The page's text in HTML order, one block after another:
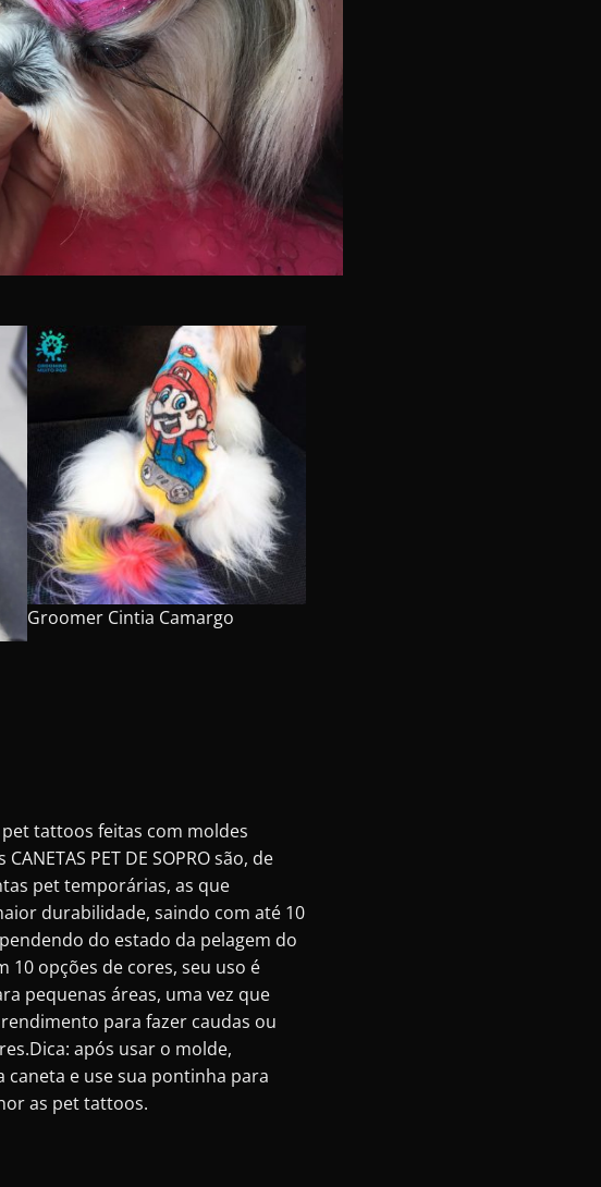
Groomer Cintia Camargo
tattoos feitas com moldes
PET DE SOPRO são, de
pet temporárias, as que
durabilidade, saindo com até 10
do estado da pelagem do
10 opções de cores, seu uso é
pequenas áreas, uma vez que
para fazer caudas ou
após usar o molde,
caneta e use sua pontinha para
as pet tattoos.